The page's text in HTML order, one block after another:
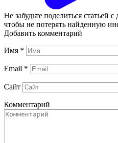
Не забудьте поделиться статьей
чтобы не потерять найденную
Добавить комментарий
Имя *
Email *
Сайт
Комментарий